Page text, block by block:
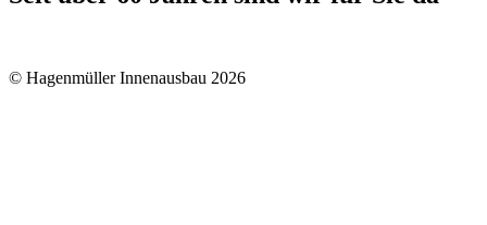
© Hagenmüller Innenausbau 2026